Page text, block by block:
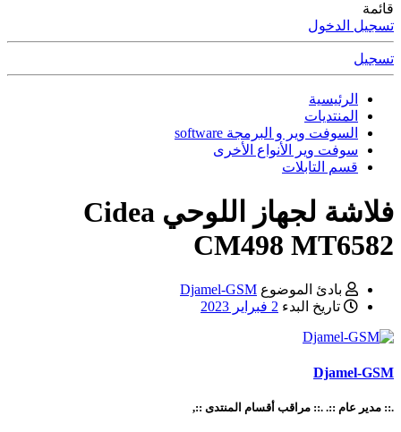
قائمة
تسجيل الدخول
تسجيل
الرئيسية
المنتديات
السوفت وير و البرمجة software
سوفت وير الأنواع الأخرى
قسم التابلات
فلاشة لجهاز اللوحي Cidea
CM498 MT6582
بادئ الموضوع Djamel-GSM
تاريخ البدء 2 فبراير 2023
Djamel-GSM
.:: مدير عام ::. .:: مراقب أقسام المنتدى ::,